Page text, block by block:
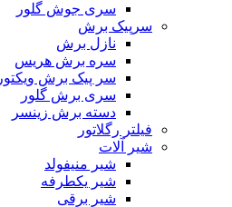
سری جوش گلور
سرپیک برش
نازل برش
سره برش هریس
سر پیک برش ویکتور
سری برش گلور
دسته برش زینسر
فیلتر رگلاتور
شیر آلات
شیر منیفولد
شیر یکطرفه
شیر برقی